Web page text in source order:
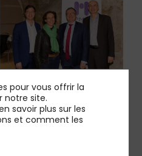
pour vous offrir la
notre site.
savoir plus sur les
et comment les